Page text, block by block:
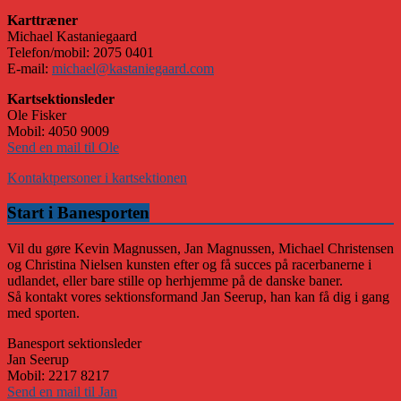
Karttræner
Michael Kastaniegaard
Telefon/mobil: 2075 0401
E-mail: michael@kastaniegaard.com
Kartsektionsleder
Ole Fisker
Mobil: 4050 9009
Send en mail til Ole
Kontaktpersoner i kartsektionen
Start i Banesporten
Vil du gøre Kevin Magnussen, Jan Magnussen, Michael Christensen
og Christina Nielsen kunsten efter og få succes på racerbanerne i
udlandet, eller bare stille op herhjemme på de danske baner.
Så kontakt vores sektionsformand Jan Seerup, han kan få dig i gang
med sporten.
Banesport sektionsleder
Jan Seerup
Mobil: 2217 8217
Send en mail til Jan